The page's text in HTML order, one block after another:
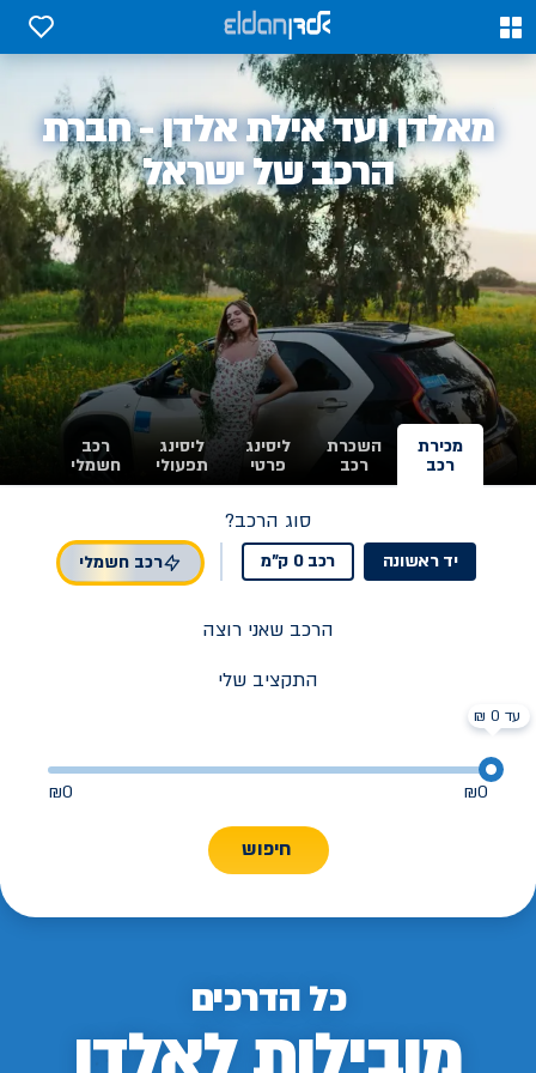
0
0
אלדן
מאלדן ועד אילת אלדן - חברת
הרכב של ישראל
מכירת
רכב
השכרת
רכב
ליסינג
פרטי
ליסינג
תפעולי
רכב
חשמלי
סוג הרכב?
יד ראשונה רכב 0 ק"מ רכב חשמלי
הרכב שאני רוצה
התקציב שלי
₪0
₪0
חיפוש
כל הדרכים
עד 0 ₪